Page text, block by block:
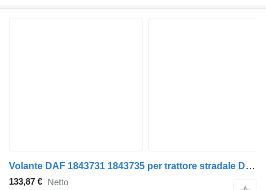
Volante DAF 1843731 1843735 per trattore stradale DAF XF106 (2014-)
133,87 € Netto